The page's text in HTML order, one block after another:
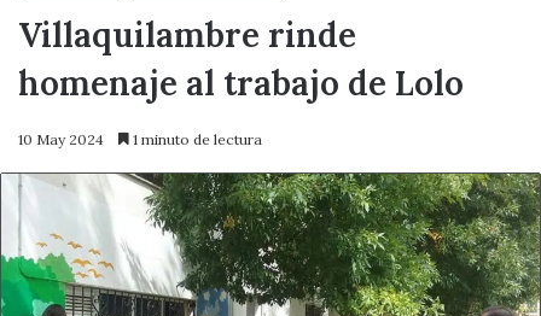
Villaquilambre rinde
homenaje al trabajo de Lolo
10 May 2024 1 minuto de lectura